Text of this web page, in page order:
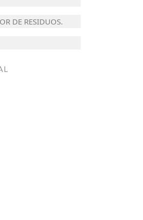
DE RESIDUOS.